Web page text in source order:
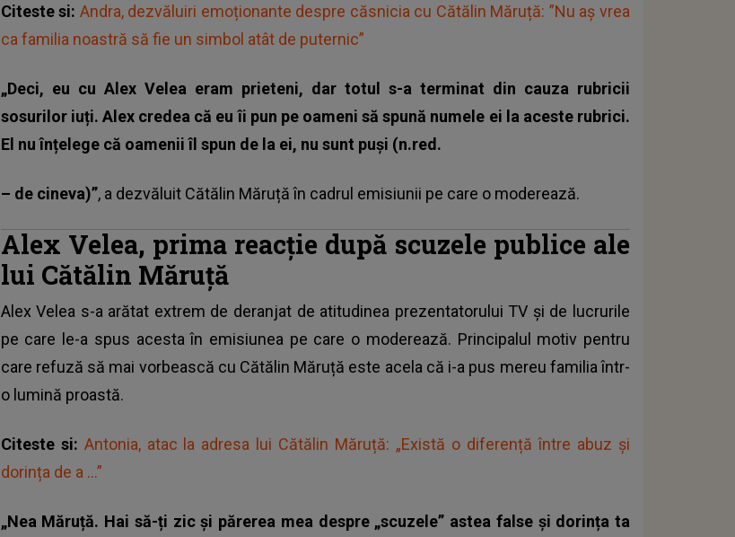
Citeste si: Andra, dezvăluiri emoționante despre căsnicia cu Cătălin Măruță: ”Nu aș vrea
ca familia noastră să fie un simbol atât de puternic”
„Deci, eu cu Alex Velea eram prieteni, dar totul s-a terminat din cauza rubricii
sosurilor iuți. Alex credea că eu îi pun pe oameni să spună numele ei la aceste rubrici.
El nu înțelege că oamenii îl spun de la ei, nu sunt puși (n.red.
– de cineva)”, a dezvăluit Cătălin Măruțăîn cadrul emisiunii pe care o moderează.
Alex Velea, prima reacție după scuzele publice ale
lui Cătălin Măruță
Alex Velea s-a arătat extrem de deranjat de atitudinea prezentatorului TV și de lucrurile
pe care le-a spus acesta în emisiunea pe care o moderează. Principalul motiv pentru
care refuză să mai vorbească cu Cătălin Măruță este acela că i-a pus mereu familia într-
o lumină proastă.
Citeste si: Antonia, atac la adresa lui Cătălin Măruță: „Există o diferență între abuz și
dorința de a ...”
„Nea Măruță. Hai să-ți zic și părerea mea despre „scuzele” astea false și dorința ta